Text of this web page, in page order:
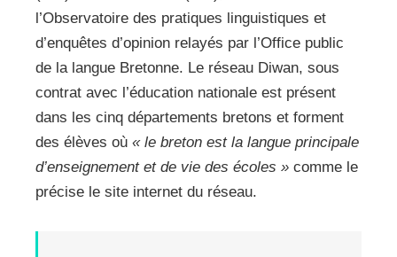
l’Observatoire des pratiques linguistiques et
d’enquêtes d’opinion relayés par l’Office public
de la langue Bretonne. Le réseau Diwan, sous
contrat avec l’éducation nationale est présent
dans les cinq départements bretons et forment
des élèves où « le breton est la langue principale
d’enseignement et de vie des écoles » comme le
précise le site internet du réseau.